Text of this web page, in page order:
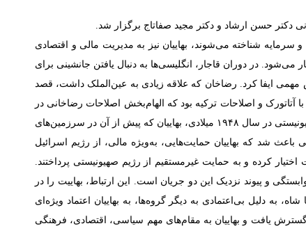
دکتر حسن ارشاد و دکتر مجید صفاتاج برگزار شد.
و سرمایه شناخته می‌شوند، بهاییان نیز به مدیریت مالی و اقتصادی
می‌شود. در دوران قاجار، انگلیسی‌ها به دنبال یافتن جانشینی برای
مهمی ایفا کرد. رضاخان که علاقه زیادی به عین‌الملک داشت، قصد
آتاتورک و اصلاحات ترکیه بود که الهام‌بخش اصلاحات رضاخانی در
ایران شد. از سوی دیگر، فلسطین که قبله معنوی بهاییان محسوب می‌شود، از اهمیت ویژه‌ای برای این فرقه برخوردار است. پس از تأسیس رژیم صهیونیستی در سال ۱۹۴۸ میلادی، بهاییان که پیش از آن در سرزمین‌های
باعث شد که بهاییان حمایت‌هایی، به‌ویژه مالی، از رژیم اسرائیل
سکوت اختیار کرده و به حمایت غیرمستقیم از رژیم صهیونیستی پرداختند.
و پیوند نزدیک این دو جریان است. این ارتباط، بهاییت را در
دلیل بی‌اعتمادی به دیگر گروه‌ها، به بهاییان اعتماد ویژه‌ای
غیرعلنی در زمان رضاخان به حالت آشکار تغییر یافت. این نفوذ از صدر تا ذیل حکومت، به‌ویژه پس از کودتای ۲۸ مرداد، گسترش یافت و بهاییان به مقام‌های مهم سیاسی، اقتصادی، فرهنگی